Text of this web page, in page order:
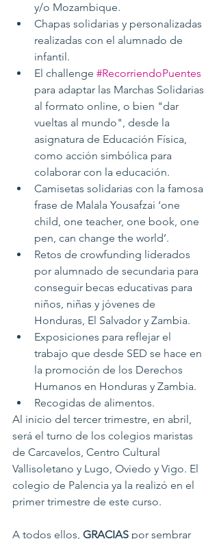
y/o Mozambique.
Chapas solidarias y personalizadas
realizadas con el alumnado de
infantil.
El challenge #RecorriendoPuentes
para adaptar las Marchas Solidarias
al formato online, o bien "dar
vueltas al mundo", desde la
asignatura de Educación Física,
como acción simbólica para
colaborar con la educación.
Camisetas solidarias con la famosa
frase de Malala Yousafzai ‘one
child, one teacher, one book, one
pen, can change the world’.
Retos de crowfunding liderados
por alumnado de secundaria para
conseguir becas educativas para
niños, niñas y jóvenes de
Honduras, El Salvador y Zambia.
Exposiciones para reflejar el
trabajo que desde SED se hace en
la promoción de los Derechos
Humanos en Honduras y Zambia.
Recogidas de alimentos.
Al inicio del tercer trimestre, en abril,
será el turno de los colegios maristas
de Carcavelos, Centro Cultural
Vallisoletano y Lugo, Oviedo y Vigo. El
colegio de Palencia ya la realizó en el
primer trimestre de este curso.
A todos ellos, GRACIAS por sembrar